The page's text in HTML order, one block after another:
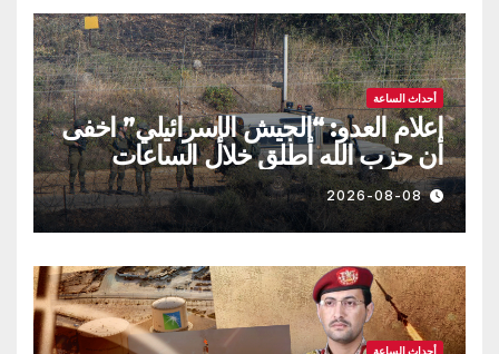
أحداث الساعة
اعلام العدو: “الجيش الإسرائيلي” اخفى
أن حزب الله أطلق خلال الساعات
الماضية طائرة مسيّرة مفخخة
2026-08-08
أحداث الساعة